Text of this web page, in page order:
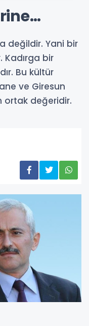
değildir. Yani bir
Kadırga bir
Bu kültür
ve Giresun
ortak değeridir.